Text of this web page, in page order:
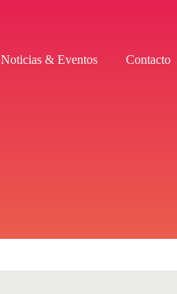
Noticias & Eventos Contacto